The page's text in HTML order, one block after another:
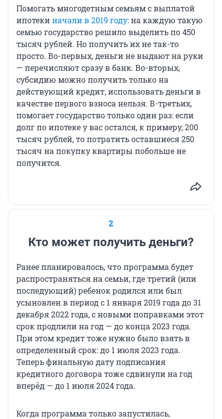
Помогать многодетным семьям с выплатой
ипотекиначали в 2019 году: на каждую такую
семью государство решило выделить по 450
тысяч рублей. Но получить их не так-то
просто. Во-первых, деньги не выдают на руки
— перечисляют сразу в банк. Во-вторых,
субсидию можно получить только на
действующий кредит, использовать деньги в
качестве первого взноса нельзя. В-третьих,
помогает государство только один раз: если
долг по ипотеке у вас остался, к примеру, 200
тысяч рублей, то потратить оставшиеся 250
тысяч на покупку квартиры побольше не
получится.
2
Кто может получить деньги?
Ранее планировалось, что программа будет
распространяться на семьи, где третий (или
последующий) ребенок родился или был
усыновлен в период с 1 января 2019 года до 31
декабря 2022 года, с новыми поправками этот
срок продлили на год — до конца 2023 года.
При этом кредит тоже нужно было взять в
определенный срок: до 1 июля 2023 года.
Теперь финальную дату подписания
кредитного договора тоже сдвинули на год
вперёд — до 1 июля 2024 года.
Когда программа только запустилась,